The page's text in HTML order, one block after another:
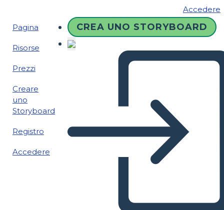
Accedere
Pagina
Risorse
Prezzi
Creare
uno
Storyboard
Registro
Accedere
CREA UNO STORYBOARD